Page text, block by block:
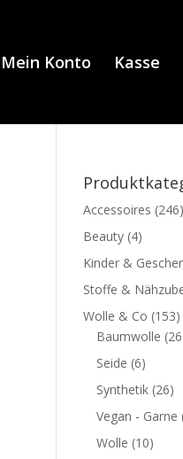
Mein Konto Kasse
Accessoires (246)
Beauty (4)
Kinder &
Stoffe &
Wolle & Co (153)
Baumwolle
Seide (6)
Synthetik (26)
Vegan - Garne
Wolle (10)